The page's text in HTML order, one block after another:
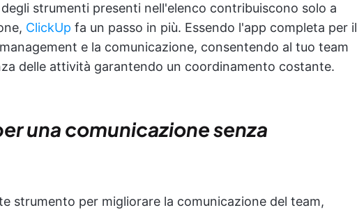
strumenti presenti nell'elenco contribuiscono solo a
ClickUp fa un passo in più. Essendo l'app completa per il
e la comunicazione, consentendo al tuo team
delle attività garantendo un coordinamento costante.
una comunicazione senza
strumento per migliorare la comunicazione del team,